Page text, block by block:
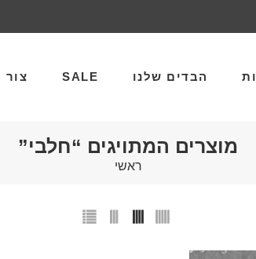
הבדים שלנו SALE צור
מוצרים המתויגים “חלבי”
ראשי